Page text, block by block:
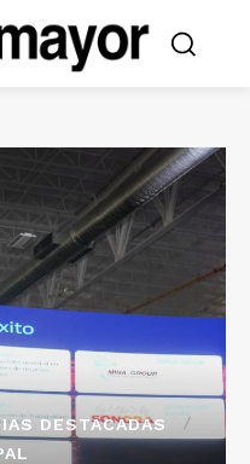
DESTACADAS